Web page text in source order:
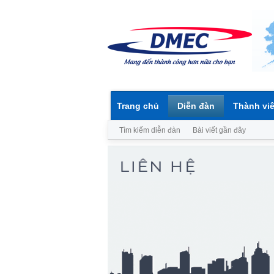
Trang chủ Diễn đàn
Tìm kiếm diễn đàn Bài viết gần đây
Thành